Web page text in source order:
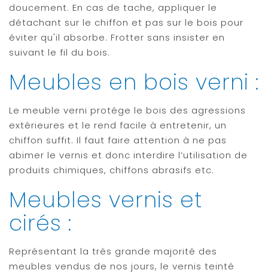
doucement. En cas de tache, appliquer le
détachant sur le chiffon et pas sur le bois pour
éviter qu'il absorbe. Frotter sans insister en
suivant le fil du bois.
Meubles en bois verni :
Le meuble verni protége le bois des agressions
extérieures et le rend facile à entretenir, un
chiffon suffit. Il faut faire attention à ne pas
abimer le vernis et donc interdire l‘utilisation de
produits chimiques, chiffons abrasifs etc.
Meubles vernis et
cirés :
Représentant la très grande majorité des
meubles vendus de nos jours, le vernis teinté